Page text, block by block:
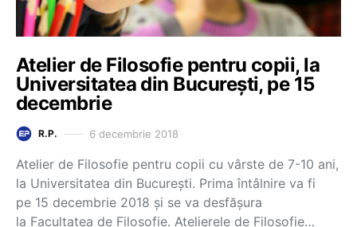
Atelier de Filosofie pentru copii, la
Universitatea din București, pe 15
decembrie
R.P. 6 decembrie 2018
Atelier de Filosofie pentru copii cu vârste de 7-10 ani,
la Universitatea din București. Prima întâlnire va fi
pe 15 decembrie 2018 și se va desfășura
la Facultatea de Filosofie. Atelierele de Filosofie…